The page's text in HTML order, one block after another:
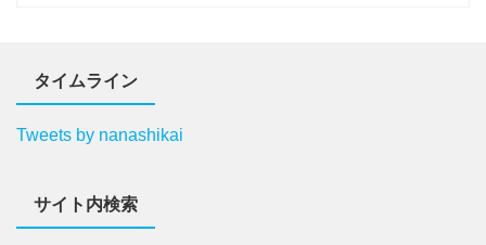
タイムライン
Tweets by nanashikai
サイト内検索